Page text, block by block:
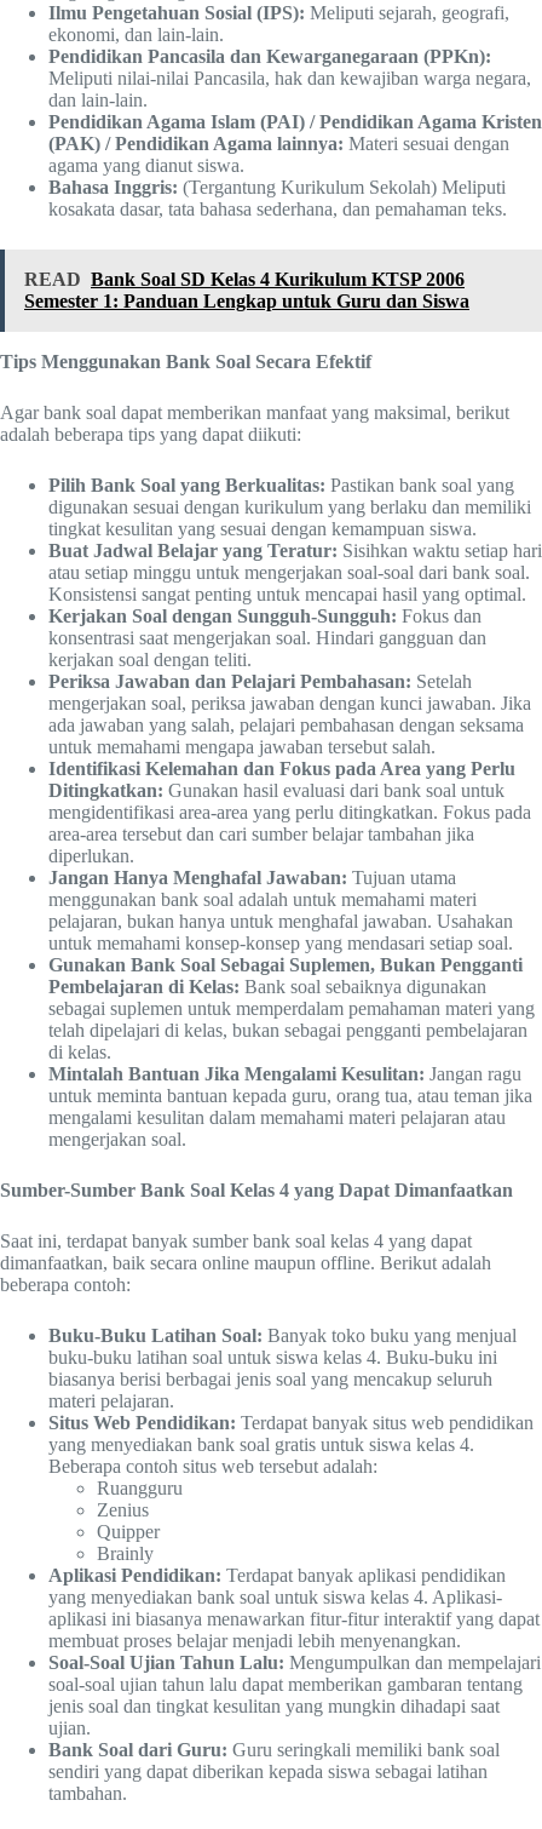
Ilmu Pengetahuan Sosial (IPS): Meliputi sejarah, geografi,
ekonomi, dan lain-lain.
Pendidikan Pancasila dan Kewarganegaraan (PPKn):
Meliputi nilai-nilai Pancasila, hak dan kewajiban warga negara,
dan lain-lain.
Pendidikan Agama Islam (PAI) / Pendidikan Agama Kristen
(PAK) / Pendidikan Agama lainnya: Materi sesuai dengan
agama yang dianut siswa.
Bahasa Inggris: (Tergantung Kurikulum Sekolah) Meliputi
kosakata dasar, tata bahasa sederhana, dan pemahaman teks.
READ Bank Soal SD Kelas 4 Kurikulum KTSP 2006
Semester 1: Panduan Lengkap untuk Guru dan Siswa
Tips Menggunakan Bank Soal Secara Efektif
Agar bank soal dapat memberikan manfaat yang maksimal, berikut
adalah beberapa tips yang dapat diikuti:
Pilih Bank Soal yang Berkualitas: Pastikan bank soal yang
digunakan sesuai dengan kurikulum yang berlaku dan memiliki
tingkat kesulitan yang sesuai dengan kemampuan siswa.
Buat Jadwal Belajar yang Teratur: Sisihkan waktu setiap hari
atau setiap minggu untuk mengerjakan soal-soal dari bank soal.
Konsistensi sangat penting untuk mencapai hasil yang optimal.
Kerjakan Soal dengan Sungguh-Sungguh: Fokus dan
konsentrasi saat mengerjakan soal. Hindari gangguan dan
kerjakan soal dengan teliti.
Periksa Jawaban dan Pelajari Pembahasan: Setelah
mengerjakan soal, periksa jawaban dengan kunci jawaban. Jika
ada jawaban yang salah, pelajari pembahasan dengan seksama
untuk memahami mengapa jawaban tersebut salah.
Identifikasi Kelemahan dan Fokus pada Area yang Perlu
Ditingkatkan: Gunakan hasil evaluasi dari bank soal untuk
mengidentifikasi area-area yang perlu ditingkatkan. Fokus pada
area-area tersebut dan cari sumber belajar tambahan jika
diperlukan.
Jangan Hanya Menghafal Jawaban: Tujuan utama
menggunakan bank soal adalah untuk memahami materi
pelajaran, bukan hanya untuk menghafal jawaban. Usahakan
untuk memahami konsep-konsep yang mendasari setiap soal.
Gunakan Bank Soal Sebagai Suplemen, Bukan Pengganti
Pembelajaran di Kelas: Bank soal sebaiknya digunakan
sebagai suplemen untuk memperdalam pemahaman materi yang
telah dipelajari di kelas, bukan sebagai pengganti pembelajaran
di kelas.
Mintalah Bantuan Jika Mengalami Kesulitan: Jangan ragu
untuk meminta bantuan kepada guru, orang tua, atau teman jika
mengalami kesulitan dalam memahami materi pelajaran atau
mengerjakan soal.
Sumber-Sumber Bank Soal Kelas 4 yang Dapat Dimanfaatkan
Saat ini, terdapat banyak sumber bank soal kelas 4 yang dapat
dimanfaatkan, baik secara online maupun offline. Berikut adalah
beberapa contoh:
Buku-Buku Latihan Soal: Banyak toko buku yang menjual
buku-buku latihan soal untuk siswa kelas 4. Buku-buku ini
biasanya berisi berbagai jenis soal yang mencakup seluruh
materi pelajaran.
Situs Web Pendidikan: Terdapat banyak situs web pendidikan
yang menyediakan bank soal gratis untuk siswa kelas 4.
Beberapa contoh situs web tersebut adalah:
Ruangguru
Zenius
Quipper
Brainly
Aplikasi Pendidikan: Terdapat banyak aplikasi pendidikan
yang menyediakan bank soal untuk siswa kelas 4. Aplikasi-
aplikasi ini biasanya menawarkan fitur-fitur interaktif yang dapat
membuat proses belajar menjadi lebih menyenangkan.
Soal-Soal Ujian Tahun Lalu: Mengumpulkan dan mempelajari
soal-soal ujian tahun lalu dapat memberikan gambaran tentang
jenis soal dan tingkat kesulitan yang mungkin dihadapi saat
ujian.
Bank Soal dari Guru: Guru seringkali memiliki bank soal
sendiri yang dapat diberikan kepada siswa sebagai latihan
tambahan.